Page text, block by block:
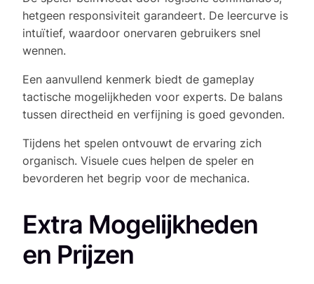
hetgeen responsiviteit garandeert. De leercurve is
intuïtief, waardoor onervaren gebruikers snel
wennen.
Een aanvullend kenmerk biedt de gameplay
tactische mogelijkheden voor experts. De balans
tussen directheid en verfijning is goed gevonden.
Tijdens het spelen ontvouwt de ervaring zich
organisch. Visuele cues helpen de speler en
bevorderen het begrip voor de mechanica.
Extra Mogelijkheden
en Prijzen